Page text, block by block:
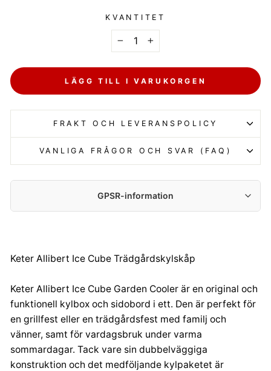
KVANTITET
+
LÄGG TILL I VARUKORGEN
FRAKT OCH LEVERANSPOLICY
VANLIGA FRÅGOR OCH SVAR (FAQ)
GPSR-information
Aleje Jerozolimskie 212a, 02-486 Warszawa
Importör:
Keter Poland Sp. z o.o. (OUTDOOR)
Aleje Jerozolimskie 212a, 02-486 Warszawa
gpsr.ketereu@keter.com
0048 59 841 98 31
Keter Allibert Ice Cube Trädgårdskylskåp
Keter Allibert Ice Cube Garden Cooler är en original och
funktionell kylbox och sidobord i ett. Den är perfekt för
en grillfest eller en trädgårdsfest med familj och
vänner, samt för vardagsbruk under varma
sommardagar. Tack vare sin dubbelväggiga
konstruktion och det medföljande kylpaketet är